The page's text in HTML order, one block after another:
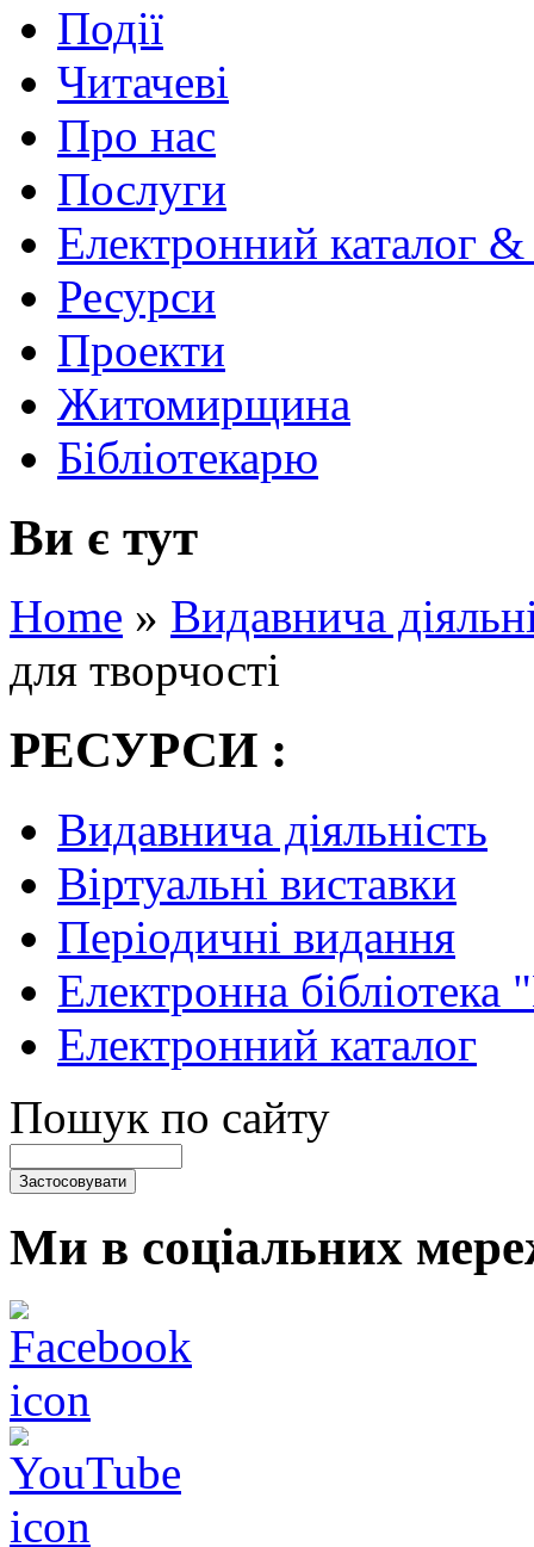
Події
Читачеві
Про нас
Послуги
Електронний каталог
Ресурси
Проекти
Житомирщина
Бібліотекарю
Ви є тут
Home » Видавнича
для творчості
РЕСУРСИ :
Видавнича діяльність
Віртуальні виставки
Періодичні видання
Електронна
Електронний каталог
Пошук по сайту
Ми в соціальних